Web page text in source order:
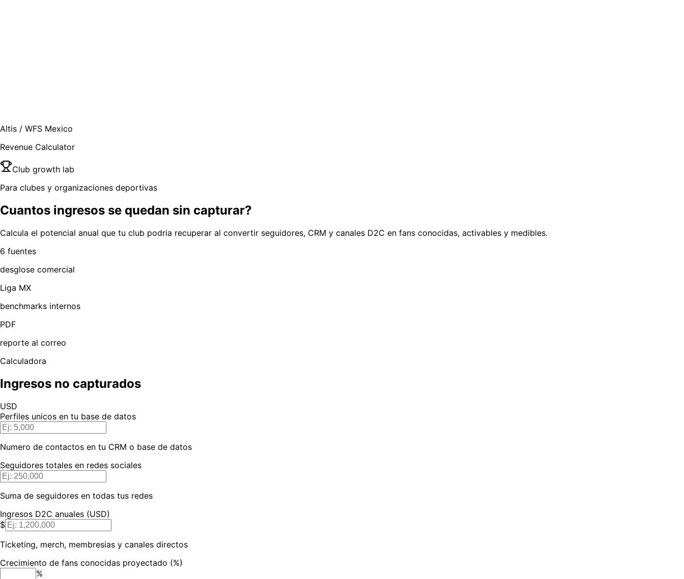
Altis / WFS Mexico
Revenue Calculator
Club growth lab
Para clubes y organizaciones deportivas
Cuantos ingresos se quedan sin capturar?
Calcula el potencial anual que tu club podria recuperar al convertir seguidores, CRM y canales D2C en fans conocidas, activables y medibles.
6 fuentes
desglose comercial
Liga MX
benchmarks internos
PDF
reporte al correo
Calculadora
Ingresos no capturados
USD
Perfiles unicos en tu base de datos
Numero de contactos en tu CRM o base de datos
Seguidores totales en redes sociales
Suma de seguidores en todas tus redes
Ingresos D2C anuales (USD)
$
Ticketing, merch, membresias y canales directos
Crecimiento de fans conocidas proyectado (%)
%